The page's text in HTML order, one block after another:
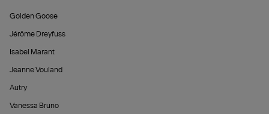
Golden Goose
Jérôme Dreyfuss
Isabel Marant
Jeanne Vouland
Autry
Vanessa Bruno